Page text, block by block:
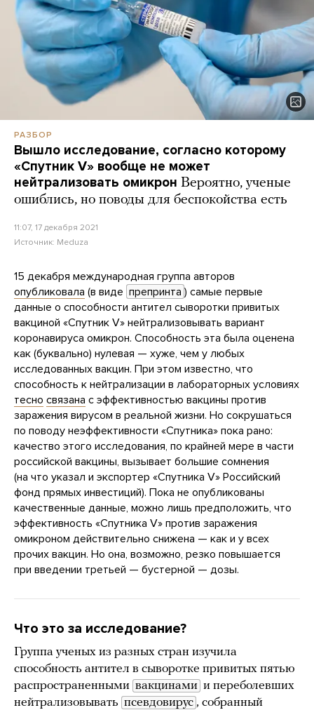
РАЗБОР
Вышло исследование, согласно которому
«Спутник V» вообще не может
нейтрализовать омикрон Вероятно, ученые
ошиблись, но поводы для беспокойства есть
11:07, 17 декабря 2021
Источник: Meduza
15 декабря международная группа авторов
опубликовала (в виде препринта ) самые первые
данные о способности антител сыворотки привитых
вакциной «Спутник V» нейтрализовывать вариант
коронавируса омикрон. Способность эта была оценена
как (буквально) нулевая — хуже, чем у любых
исследованных вакцин. При этом известно, что
способность к нейтрализации в лабораторных условиях
тесно связана с эффективностью вакцины против
заражения вирусом в реальной жизни. Но сокрушаться
по поводу неэффективности «Спутника» пока рано:
качество этого исследования, по крайней мере в части
российской вакцины, вызывает большие сомнения
(на что указал и экспортер «Спутника V» Российский
фонд прямых инвестиций). Пока не опубликованы
качественные данные, можно лишь предположить, что
эффективность «Спутника V» против заражения
омикроном действительно снижена — как и у всех
прочих вакцин. Но она, возможно, резко повышается
при введении третьей — бустерной — дозы.
Что это за исследование?
Группа ученых из разных стран изучила
способность антител в сыворотке привитых пятью
распространенными вакцинами и переболевших
нейтрализовывать псевдовирус , собранный